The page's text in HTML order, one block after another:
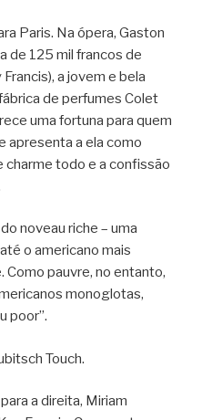
Paris. Na ópera, Gaston
de 125 mil francos de
a jovem e bela
de perfumes Colet
uma fortuna para quem
apresenta a ela como
charme todo e a confissão
noveau riche – uma
o americano mais
Como pauvre, no entanto,
monoglotas,
poor”.
Touch.
a direita, Miriam